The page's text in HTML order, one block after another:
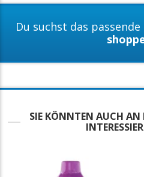
Du suchst das passende
SIE KÖNNTEN AUCH AN